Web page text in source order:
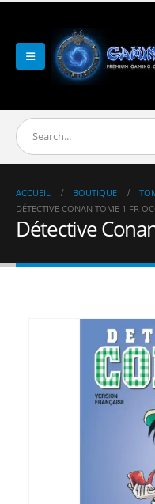
ACCUEIL BOUTIQUE
DÉTECTIVE CONAN TOME 1 FR
Détective